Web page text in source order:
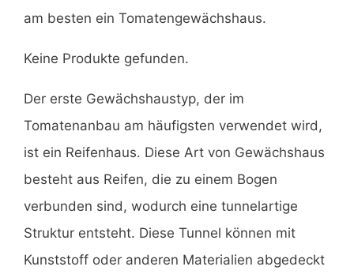
am besten ein Tomatengewächshaus.
Keine Produkte gefunden.
Der erste Gewächshaustyp, der im
Tomatenanbau am häufigsten verwendet wird,
ist ein Reifenhaus. Diese Art von Gewächshaus
besteht aus Reifen, die zu einem Bogen
verbunden sind, wodurch eine tunnelartige
Struktur entsteht. Diese Tunnel können mit
Kunststoff oder anderen Materialien abgedeckt